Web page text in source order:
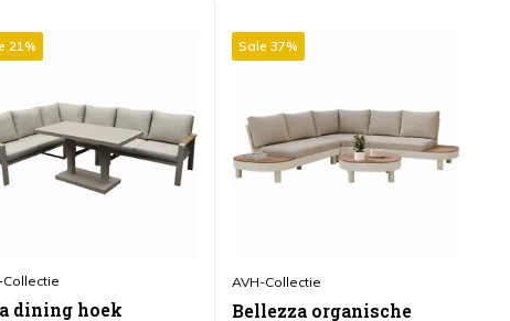
21%
Collectie
dining hoek
Sale 37%
AVH-Collectie
Bellezza organische